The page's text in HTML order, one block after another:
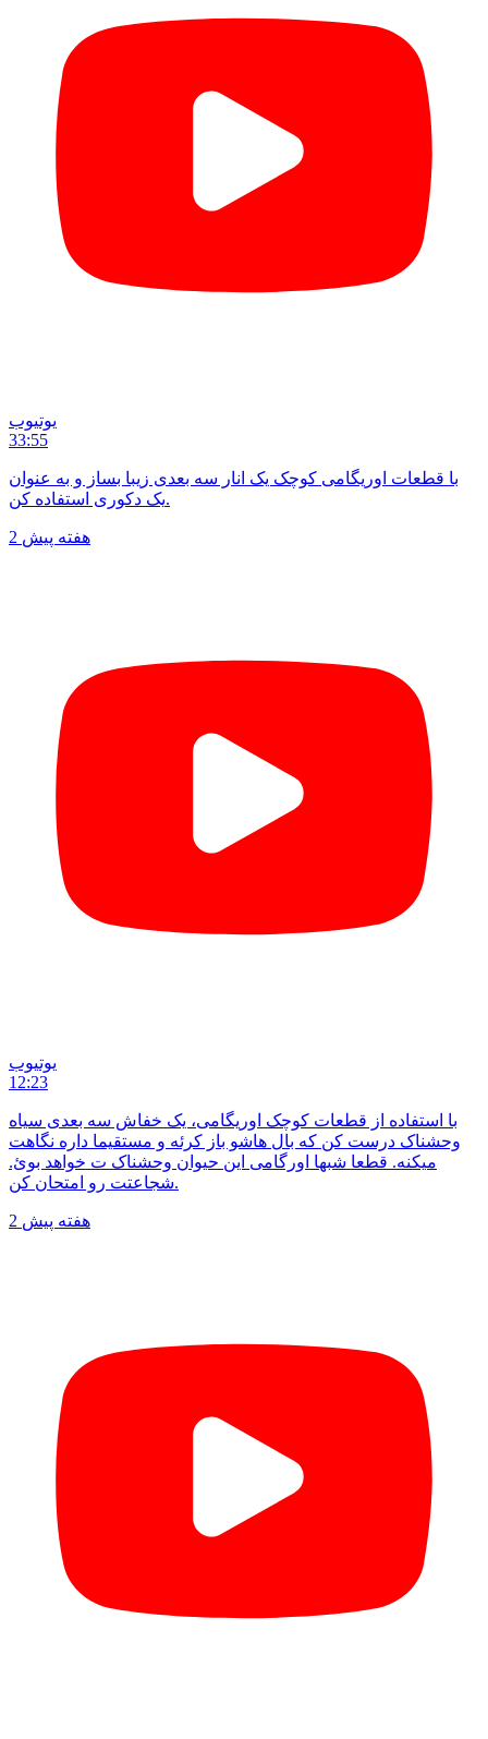
یوتیوب
33:55
با قطعات اوریگامی کوچک یک انار سه بعدی زیبا بساز و به عنوان
یک دکوری استفاده کن.
2 هفته پیش
یوتیوب
12:23
با استفاده از قطعات کوچک اوریگامی، یک خفاش سه بعدی سیاه
وحشناک درست کن که بال هاشو باز کرئه و مستقیما داره نگاهت
میکنه. قطعا شبها اورگامی این حیوان وحشناک ت خواهد بوئ.
شجاعتت رو امتحان کن.
2 هفته پیش